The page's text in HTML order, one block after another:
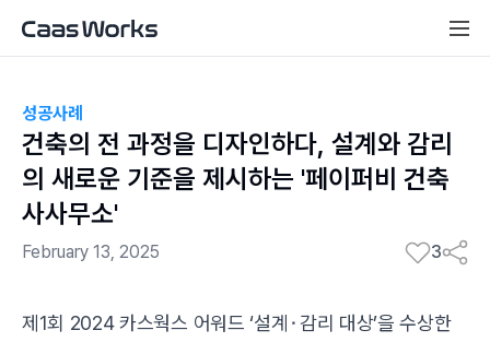
성공사례
건축의 전 과정을 디자인하다, 설계와 감리
의 새로운 기준을 제시하는 '페이퍼비 건축
사사무소'
February 13, 2025 3
제1회 2024 카스웍스 어워드 ‘설계⬝감리 대상’을 수상한